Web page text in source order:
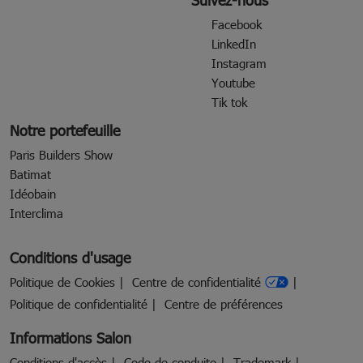
Facebook
LinkedIn
Instagram
Youtube
Tik tok
Notre portefeuille
Paris Builders Show
Batimat
Idéobain
Interclima
Conditions d'usage
Politique de Cookies
Centre de confidentialité
Politique de confidentialité
Centre de préférences
Informations Salon